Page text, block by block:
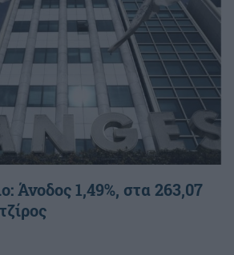
Άνοδος 1,49%, στα 263,07